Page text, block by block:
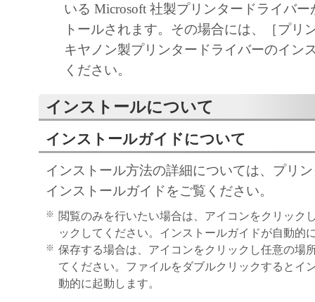
and intellectual property rights in and to the
as expressly provided herein, no license or
implied, is hereby conveyed or granted by
intellectual property of Canon and its licensors.
You agree to comply with all export laws and
regulations of the country involved, and not to
export, directly or indirectly, the SOFTWARE
such laws, restrictions and regulations, or
approvals.
6. SUPPORT AND UPDATE
NEITHER CANON, CANON'S
AFFILIATES, THEIR DISTRIBUTORS, OR
CANON'S LICENSORS ARE
MAINTAINING OR HELPING YOU TO
いる Microsoft 社製プリンタードライバ
トールされます。その場合には、［プリ
キヤノン製プリンタードライバーのイン
ください。
インストールについて
インストールガイドについて
インストール方法の詳細については、プリ
インストールガイドをご覧ください。
※ 閲覧のみを行いたい場合は、アイコンをクリック
ックしてください。インストールガイドが自動的
※ 保存する場合は、アイコンをクリックし任意の場
てください。ファイルをダブルクリックするとイ
動的に起動します。